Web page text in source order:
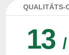
QUALITÄTS-
13